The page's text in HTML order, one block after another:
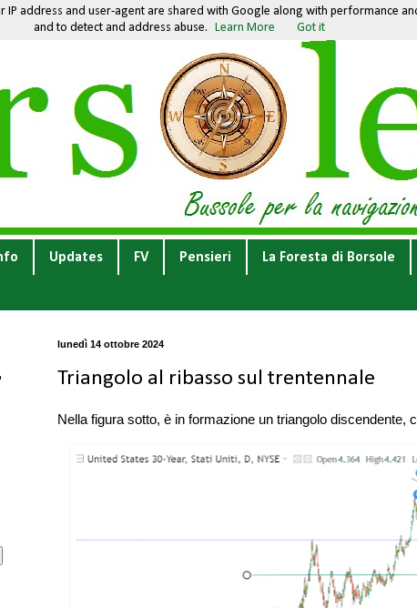
Updates FV Pensieri La Foresta di Borsole
lunedì 14 ottobre 2024
Triangolo al ribasso sul trentennale
Nella figura sotto, è in formazione un triangolo discendente,
address and user-agent are shared with Google along with performance
and to detect and address abuse. Learn More Got it